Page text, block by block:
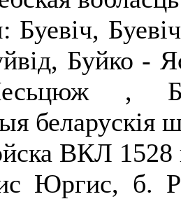
Буевіч,
Буйко -
Несьцюж ,
беларускія
ВКЛ 1528
Юргис, б.